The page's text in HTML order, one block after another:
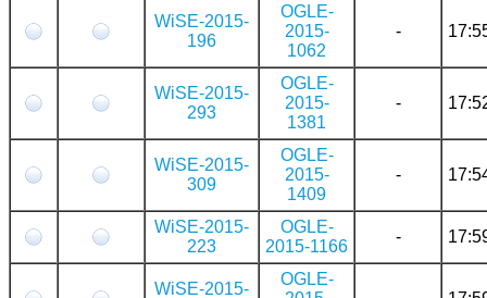
WiSE-2015-
196
OGLE-
2015-
1062
-
WiSE-2015-
293
OGLE-
2015-
1381
-
WiSE-2015-
309
OGLE-
2015-
1409
-
WiSE-2015-
223
OGLE-
2015-1166
-
WiSE-2015-
OGLE-